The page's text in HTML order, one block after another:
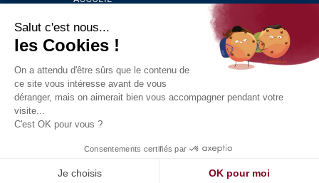
VOTRE MAIRIE
VOTRE QUOTIDIEN
AU FIL DE LA VIE
LOISIRS
S’INFORMER
Politique de confidentialité Mentions légales
Salut c'est nous...
les Cookies !
On a attendu d'être sûrs que le contenu de
ce site vous intéresse avant de vous
déranger, mais on aimerait bien vous accompagner pendant votre
visite...
C'est OK pour vous ?
Consentements certifiés par
Je choisis OK pour moi